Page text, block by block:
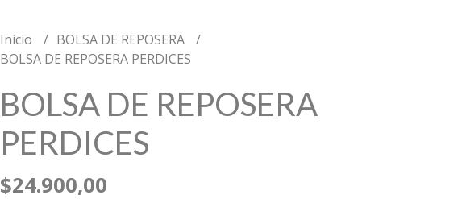
Inicio
BOLSA DE REPOSERA
BOLSA DE REPOSERA PERDICES
BOLSA DE REPOSERA
PERDICES
$24.900,00